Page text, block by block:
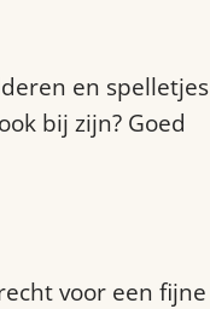
en spelletjes
bij zijn? Goed
voor een fijne